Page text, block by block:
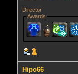
Director
Awards
Hipo66